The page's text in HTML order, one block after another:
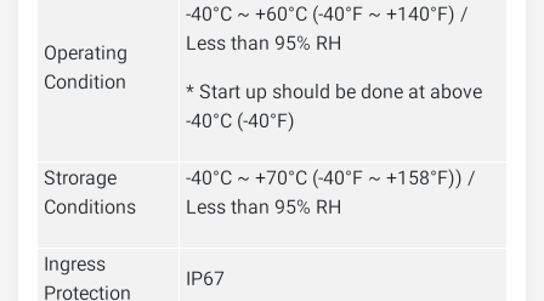
Operating
Condition
-40°C ~ +60°C (-40°F ~ +140°F) /
Less than 95% RH
* Start up should be done at above
-40°C (-40°F)
Strorage
Conditions
-40°C ~ +70°C (-40°F ~ +158°F)) /
Less than 95% RH
Ingress
IP67